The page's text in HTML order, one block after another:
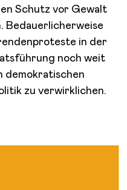
Schutz vor Gewalt
Bedauerlicherweise
in der
noch weit
demokratischen
zu verwirklichen.